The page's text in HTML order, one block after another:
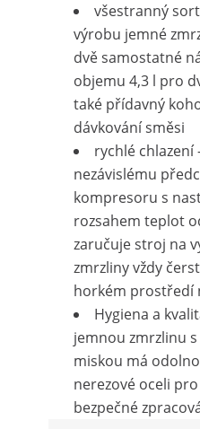
všestranný
výrobu jemné
dvě samostatné
objemu 4,3 l pro
také přídavný
dávkování směsi
rychlé chlazení
nezávislému
kompresoru s
rozsahem teplot
zaručuje stroj na
zmrzliny vždy
horkém prostředí
Hygiena a
jemnou zmrzlinu
miskou má
nerezové oceli
bezpečné